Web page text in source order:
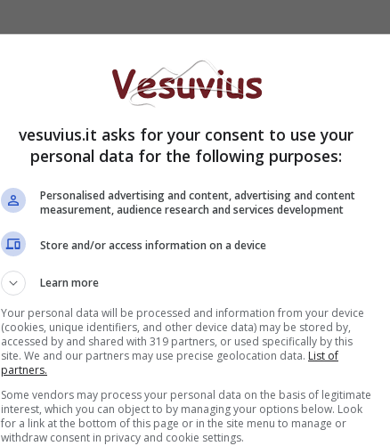
La carica di Hamsik: “Un Napoli
da battaglia per tornare a
21 Dicembre 2012
Il Napoli c’è!!!
Hamsik abbatte il tabù: “Napoli
da scudetto”
vesuvius.it asks for your consent to use your
personal data for the following purposes:
Personalised advertising and content, advertising and content
measurement, audience research and services development
Store and/or access information on a device
Learn more
Your personal data will be processed and information from your device
(cookies, unique identifiers, and other device data) may be stored by,
accessed by and shared with 319 partners, or used specifically by this
site. We and our partners may use precise geolocation data. List of
partners.
Some vendors may process your personal data on the basis of legitimate
interest, which you can object to by managing your options below. Look
for a link at the bottom of this page or in the site menu to manage or
withdraw consent in privacy and cookie settings.